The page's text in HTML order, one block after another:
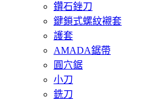
鑽石銼刀
鍵鎖式螺紋襯套
護套
AMADA鋸帶
圓穴鋸
小刀
銑刀